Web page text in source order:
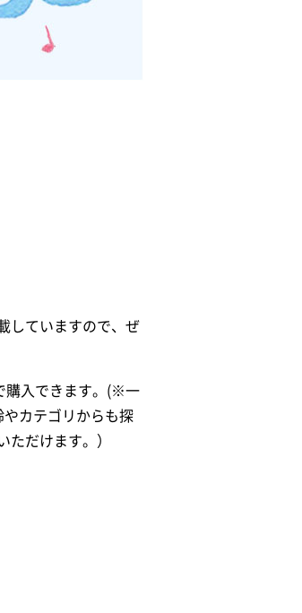
していますので、ぜ
購入できます。(※一
カテゴリからも探
ただけます。）